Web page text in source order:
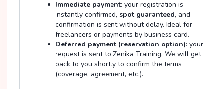
Immediate payment: your registration is
instantly confirmed, spot guaranteed, and
confirmation is sent without delay. Ideal for
freelancers or payments by business card.
Deferred payment (reservation option): your
request is sent to Zenika Training. We will get
back to you shortly to confirm the terms
(coverage, agreement, etc.).